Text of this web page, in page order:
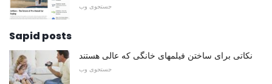
جستجوی وب
Sapid posts
نکاتی برای ساختن فیلمهای خانگی که عالی هستند
جستجوی وب